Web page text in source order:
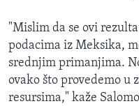
"Mislim da se ovi
podacima iz Meksika,
srednjim primanjima.
ovako što provedemo u
resursima," kaže